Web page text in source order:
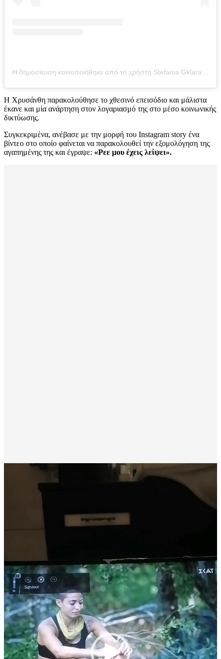
Η δημοσίευση κοινοποιήθηκε από το χρήστη Stefania Gklara (@stefako.gk)
Η Χρυσάνθη παρακολούθησε το χθεσινό επεισόδιο και μάλιστα
έκανε και μία ανάρτηση στον λογαριασμό της στο μέσο κοινωνικής
δικτύωσης.
Συγκεκριμένα, ανέβασε με την μορφή του Instagram story ένα
βίντεο στο οποίο φαίνεται να παρακολουθεί την εξομολόγηση της
αγαπημένης της και έγραψε: «Ρεε μου έχεις λείψει».
Πρόγραμμα